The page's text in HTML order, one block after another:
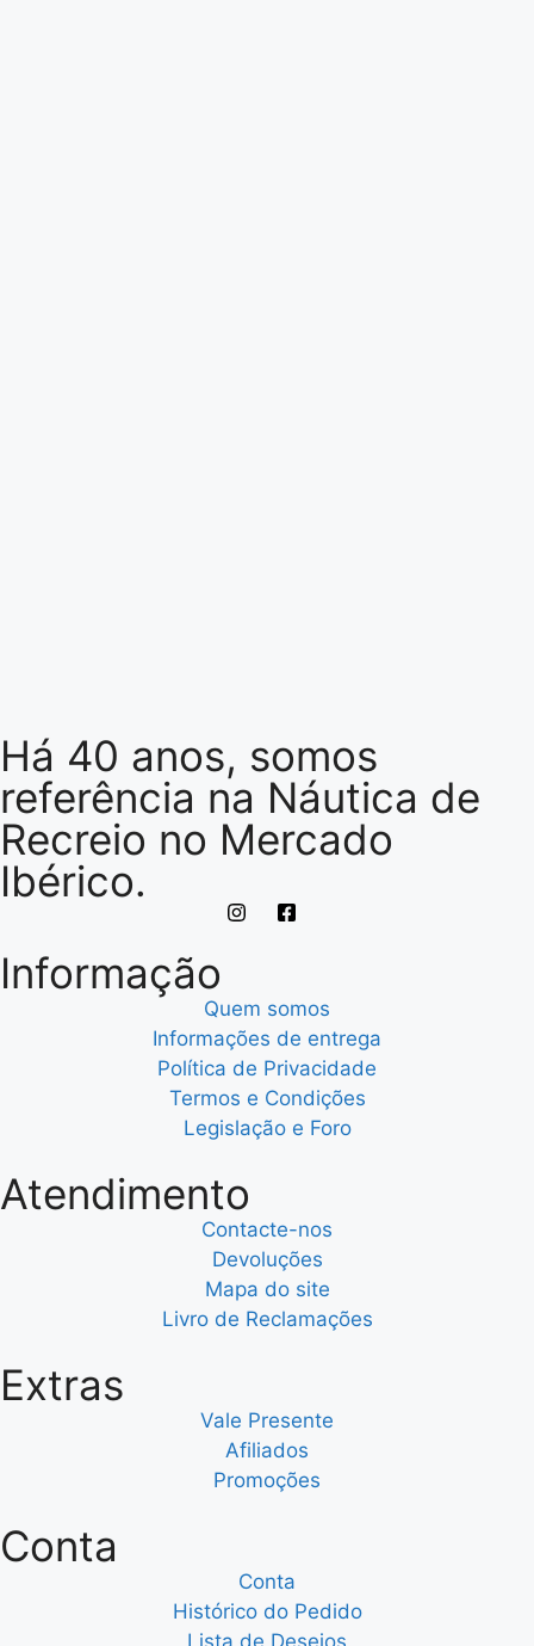
Há 40 anos, somos
referência na Náutica de
Recreio no Mercado
Ibérico.
Informação
Quem somos
Informações de entrega
Política de Privacidade
Termos e Condições
Legislação e Foro
Atendimento
Contacte-nos
Devoluções
Mapa do site
Livro de Reclamações
Extras
Vale Presente
Afiliados
Promoções
Conta
Conta
Histórico do Pedido